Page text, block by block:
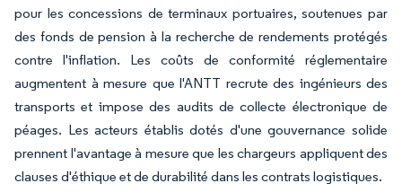
pour les concessions de terminaux portuaires, soutenues par
des fonds de pension à la recherche de rendements protégés
contre l'inflation. Les coûts de conformité réglementaire
augmentent à mesure que l'ANTT recrute des ingénieurs des
transports et impose des audits de collecte électronique de
péages. Les acteurs établis dotés d'une gouvernance solide
prennent l'avantage à mesure que les chargeurs appliquent des
clauses d'éthique et de durabilité dans les contrats logistiques.